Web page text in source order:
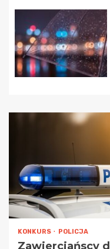
KONKURS POLICJA
Zawierciańscy